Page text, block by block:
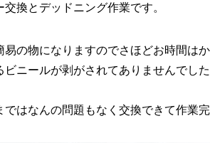
換とデッドニング作業です。
易の物になりますのでさほどお時間はか
ビニールが剥がされてありませんでし
ではなんの問題もなく交換できて作業